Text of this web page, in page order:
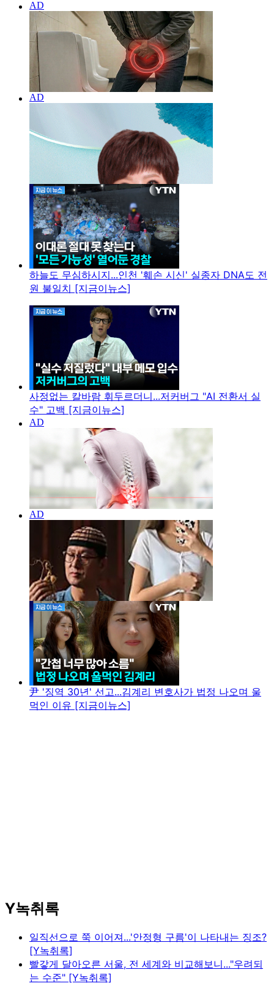
하늘도 무심하시지...인천 '훼손 시신' 실종자 DNA도 전
원 불일치 [지금이뉴스]
사정없는 칼바람 휘두르더니...저커버그 "AI 전환서 실
수" 고백 [지금이뉴스]
尹 '징역 30년' 선고...김계리 변호사가 법정 나오며 울
먹인 이유 [지금이뉴스]
Y녹취록
일직선으로 쭉 이어져...'안정형 구름'이 나타내는 징조?
[Y녹취록]
빨갛게 달아오른 서울, 전 세계와 비교해보니..."우려되
는 수준" [Y녹취록]